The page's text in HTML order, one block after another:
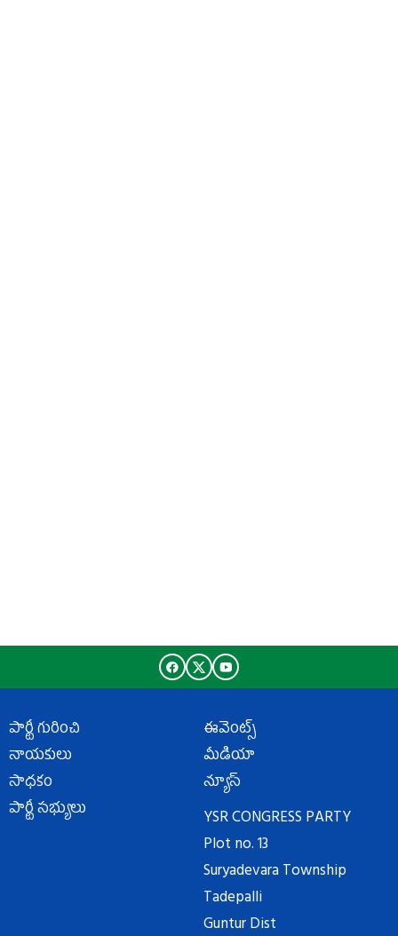
పార్టీ గురించి
నాయకులు
సాధకం
పార్టీ సభ్యులు
ఈవెంట్స్
మీడియా
న్యూస్
YSR CONGRESS PARTY
Plot no. 13
Suryadevara Township
Tadepalli
Guntur Dist